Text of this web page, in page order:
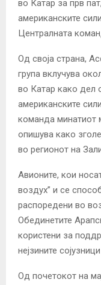
во Катар за прв
американските
Централната
Од своја страна,
група вклучува
во Катар како дел
американските
команда минатиот
опишува како
во регионот на
Авионите, кои
воздух” и се
распоредени во
Обединетите
користени за
нејзините
Од почетокот на